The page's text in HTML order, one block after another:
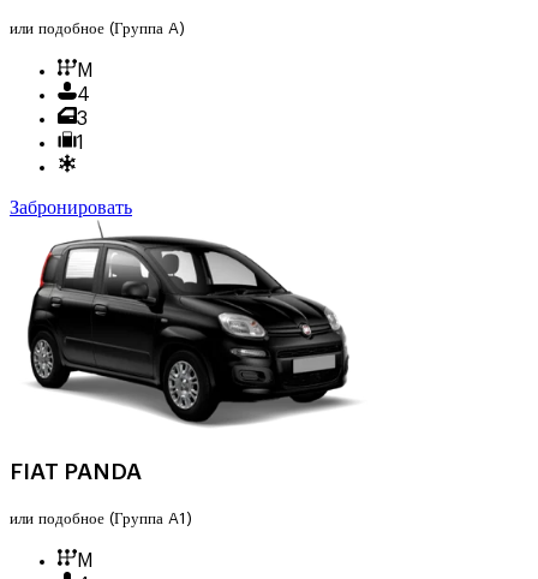
или подобное (Группа A)
M
4
3
1
Забронировать
FIAT PANDA
или подобное (Группа A1)
M